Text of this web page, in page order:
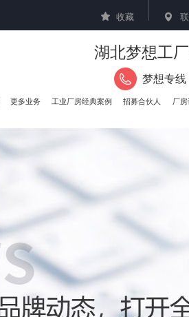
收藏
湖北梦想工
梦想专线
更多业务 工业厂房经典案例 招募合伙人 厂